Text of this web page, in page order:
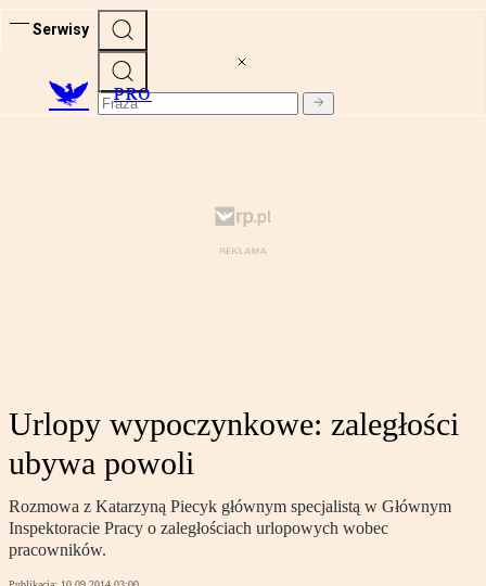
Serwisy
PRO
Urlopy wypoczynkowe: zaległości
ubywa powoli
Rozmowa z Katarzyną Piecyk głównym specjalistą w Głównym
Inspektoracie Pracy o zaległościach urlopowych wobec
pracowników.